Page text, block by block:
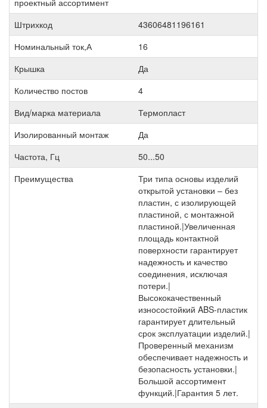
проектный ассортимент
Штрихкод
43606481196161
Номинальный ток,А
16
Крышка
Да
Количество постов
4
Вид/марка материала
Термопласт
Изолированный монтаж
Да
Частота, Гц
50...50
Преимущества
Три типа основы изделий
открытой установки – без
пластин, с изолирующей
пластиной, с монтажной
пластиной.|Увеличенная
площадь контактной
поверхности гарантирует
надежность и качество
соединения, исключая
потери.|
Высококачественный
износостойкий ABS-пластик
гарантирует длительный
срок эксплуатации изделий.|
Проверенный механизм
обеспечивает надежность и
безопасность установки.|
Большой ассортимент
функций.|Гарантия 5 лет.